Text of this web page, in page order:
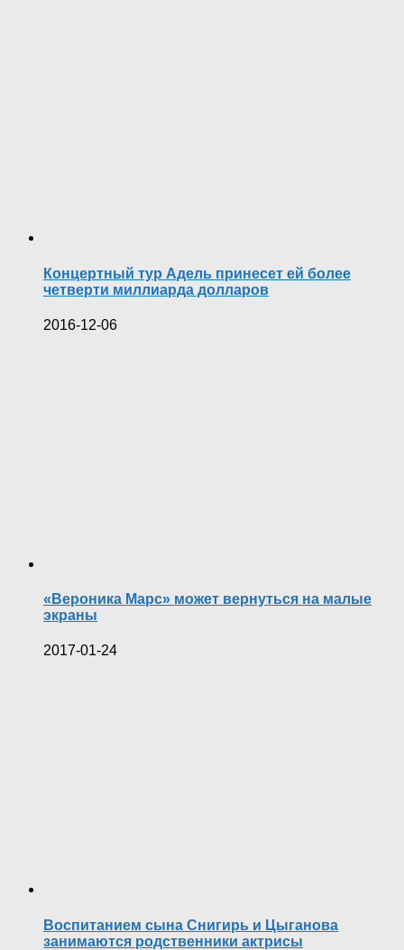
Концертный тур Адель принесет ей более
четверти миллиарда долларов
2016-12-06
«Вероника Марс» может вернуться на малые
экраны
2017-01-24
Воспитанием сына Снигирь и Цыганова
занимаются родственники актрисы